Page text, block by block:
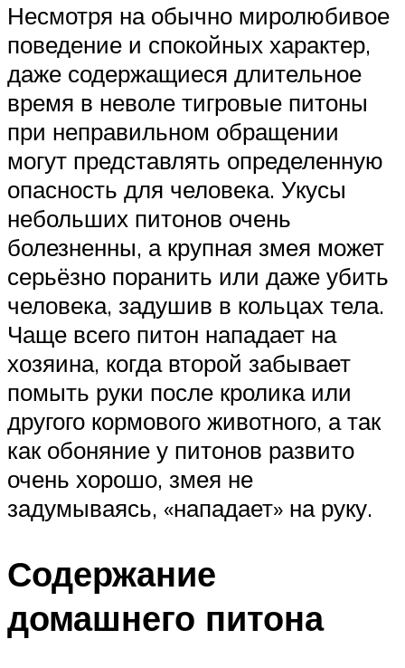
Несмотря на обычно миролюбивое
поведение и спокойных характер,
даже содержащиеся длительное
время в неволе тигровые питоны
при неправильном обращении
могут представлять определенную
опасность для человека. Укусы
небольших питонов очень
болезненны, а крупная змея может
серьёзно поранить или даже убить
человека, задушив в кольцах тела.
Чаще всего питон нападает на
хозяина, когда второй забывает
помыть руки после кролика или
другого кормового животного, а так
как обоняние у питонов развито
очень хорошо, змея не
задумываясь, «нападает» на руку.
Содержание
домашнего питона